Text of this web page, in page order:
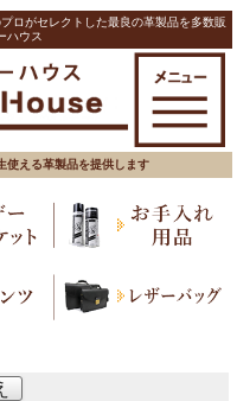
ロがセレクトした最良の革製品を多数販
ハウス
使える革製品を提供します